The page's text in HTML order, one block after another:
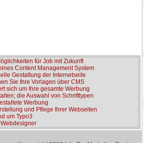
für Job mit Zukunft
Content Management System
Gestaltung der Internetseite
Sie Ihre Vorlagen über CMS
sich um Ihre gesamte Werbung
die Auswahl von Schrifttypen
Werbung
und Pflege Ihrer Webseiten
um Typo3